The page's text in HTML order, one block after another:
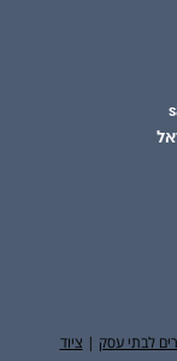
לבתי עסק ציוד